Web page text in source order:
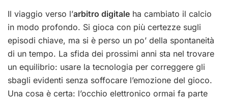
Il viaggio verso l’arbitro digitale ha cambiato il calcio
in modo profondo. Si gioca con più certezze sugli
episodi chiave, ma si è perso un po’ della spontaneità
di un tempo. La sfida dei prossimi anni sta nel trovare
un equilibrio: usare la tecnologia per correggere gli
sbagli evidenti senza soffocare l’emozione del gioco.
Una cosa è certa: l’occhio elettronico ormai fa parte